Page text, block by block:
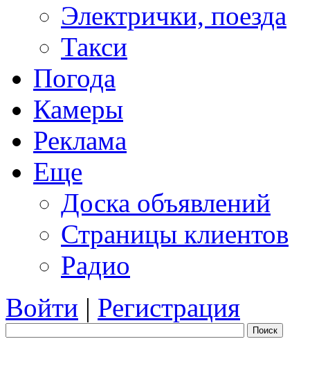
Электрички, поезда
Такси
Погода
Камеры
Реклама
Еще
Доска объявлений
Страницы клиентов
Радио
Войти | Регистрация
Поиск